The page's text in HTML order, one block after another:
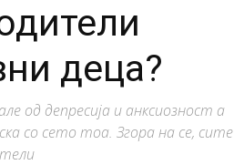
деца?
од депресија и анксиозност а
со сето тоа. Згора на се, сите